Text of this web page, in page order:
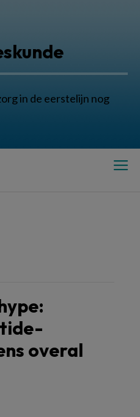
in de eerstelijn nog
overal